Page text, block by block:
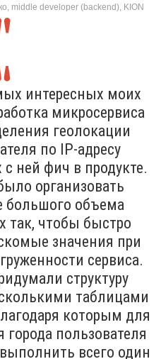
middle developer (backend), KION
интересных моих
микросервиса
геолокации
по IP-адресу
ней фич в продукте.
организовать
большого объема
так, чтобы быстро
значения при
сервиса.
структуру
таблицами
которым для
города пользователя
всего один